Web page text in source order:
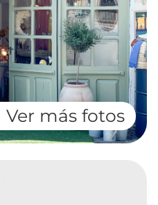
Ver más fotos